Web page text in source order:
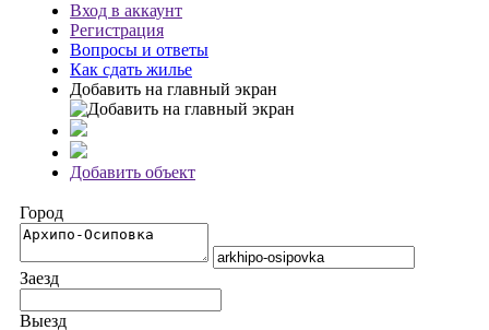
Вход в аккаунт
Регистрация
Вопросы и ответы
Как сдать жилье
Добавить на главный экран
Добавить объект
Город
Заезд
Выезд